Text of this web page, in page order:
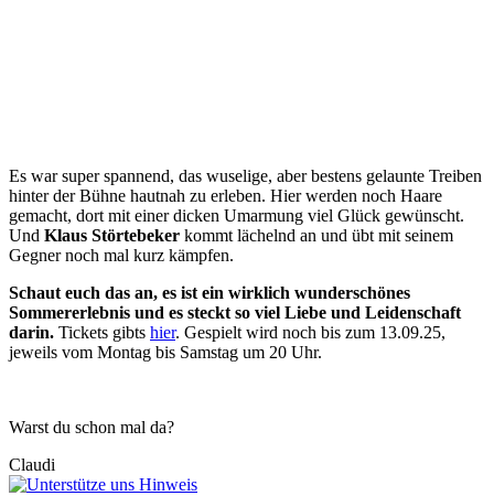
Es war super spannend, das wuselige, aber bestens gelaunte Treiben
hinter der Bühne hautnah zu erleben. Hier werden noch Haare
gemacht, dort mit einer dicken Umarmung viel Glück gewünscht.
Und Klaus Störtebeker kommt lächelnd an und übt mit seinem
Gegner noch mal kurz kämpfen.
Schaut euch das an, es ist ein wirklich wunderschönes
Sommererlebnis und es steckt so viel Liebe und Leidenschaft
darin. Tickets gibts hier. Gespielt wird noch bis zum 13.09.25,
jeweils vom Montag bis Samstag um 20 Uhr.
Warst du schon mal da?
Claudi